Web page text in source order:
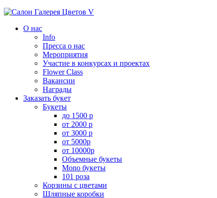
О нас
Info
Пресса о нас
Мероприятия
Участие в конкурсах и проектах
Flower Class
Вакансии
Награды
Заказать букет
Букеты
до 1500 р
от 2000 р
от 3000 р
от 5000р
от 10000р
Объемные букеты
Mono букеты
101 роза
Корзины с цветами
Шляпные коробки